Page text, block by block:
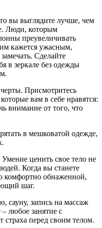
вы выглядите лучше, чем
Люди, которым
преувеличивать
кажется ужасным,
Сделайте
в зеркале без одежды
Присмотритесь
вам в себе нравятся:
внимание от того, что
в мешковатой одежде,
ценить свое тело не
Когда вы станете
комфортно обнаженной,
шаг.
сауну, запись на массаж
любое занятие с
страха перед своим телом.